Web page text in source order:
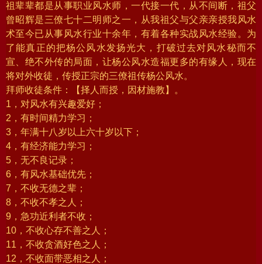
祖辈辈都是从事职业风水师，一代接一代，从不间断，祖父
曾昭辉是三僚七十二明师之一，从我祖父与父亲亲授我风水
术至今已从事风水行业十余年，有着各种实战风水经验。为
了能真正的把杨公风水发扬光大，打破过去对风水秘而不
宣、绝不外传的局面，让杨公风水造福更多的有缘人，现在
将对外收徒，传授正宗的三僚祖传杨公风水。
拜师收徒条件：【择人而授，因材施教】。
1，对风水有兴趣爱好；
2，有时间精力学习；
3，年满十八岁以上六十岁以下；
4，有经济能力学习；
5，无不良记录；
6，有风水基础优先；
7，不收无德之辈；
8，不收不孝之人；
9，急功近利者不收；
10，不收心存不善之人；
11，不收贪酒好色之人；
12，不收面带恶相之人；